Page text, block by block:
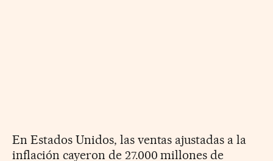
En Estados Unidos, las ventas ajustadas a la
inflación cayeron de 27.000 millones de